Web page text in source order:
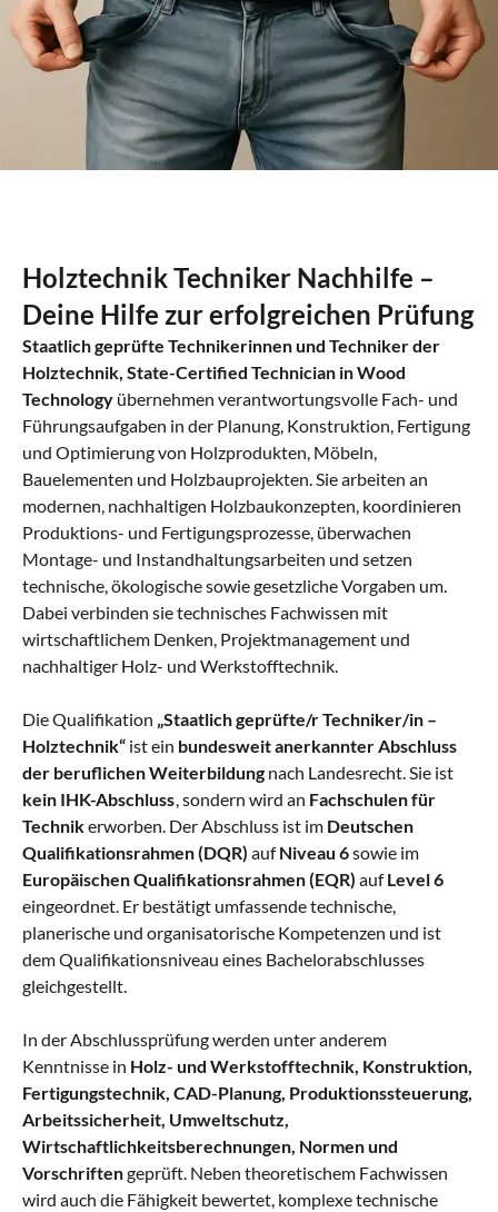
Holztechnik Techniker Nachhilfe –
Deine Hilfe zur erfolgreichen Prüfung
Staatlich geprüfte Technikerinnen und Techniker der
Holztechnik, State-Certified Technician in Wood
Technology übernehmen verantwortungsvolle Fach- und
Führungsaufgaben in der Planung, Konstruktion, Fertigung
und Optimierung von Holzprodukten, Möbeln,
Bauelementen und Holzbauprojekten. Sie arbeiten an
modernen, nachhaltigen Holzbaukonzepten, koordinieren
Produktions- und Fertigungsprozesse, überwachen
Montage- und Instandhaltungsarbeiten und setzen
technische, ökologische sowie gesetzliche Vorgaben um.
Dabei verbinden sie technisches Fachwissen mit
wirtschaftlichem Denken, Projektmanagement und
nachhaltiger Holz- und Werkstofftechnik.
Die Qualifikation „Staatlich geprüfte/r Techniker/in –
Holztechnik“ ist ein bundesweit anerkannter Abschluss
der beruflichen Weiterbildung nach Landesrecht. Sie ist
kein IHK-Abschluss, sondern wird an Fachschulen für
Technikerworben. Der Abschluss ist im Deutschen
Qualifikationsrahmen (DQR) aufNiveau 6sowie im
Europäischen Qualifikationsrahmen (EQR) aufLevel 6
eingeordnet. Er bestätigt umfassende technische,
planerische und organisatorische Kompetenzen und ist
dem Qualifikationsniveau eines Bachelorabschlusses
gleichgestellt.
In der Abschlussprüfung werden unter anderem
Kenntnisse in Holz- und Werkstofftechnik, Konstruktion,
Fertigungstechnik, CAD-Planung, Produktionssteuerung,
Arbeitssicherheit, Umweltschutz,
Wirtschaftlichkeitsberechnungen, Normen und
Vorschriftengeprüft. Neben theoretischem Fachwissen
wird auch die Fähigkeit bewertet, komplexe technische